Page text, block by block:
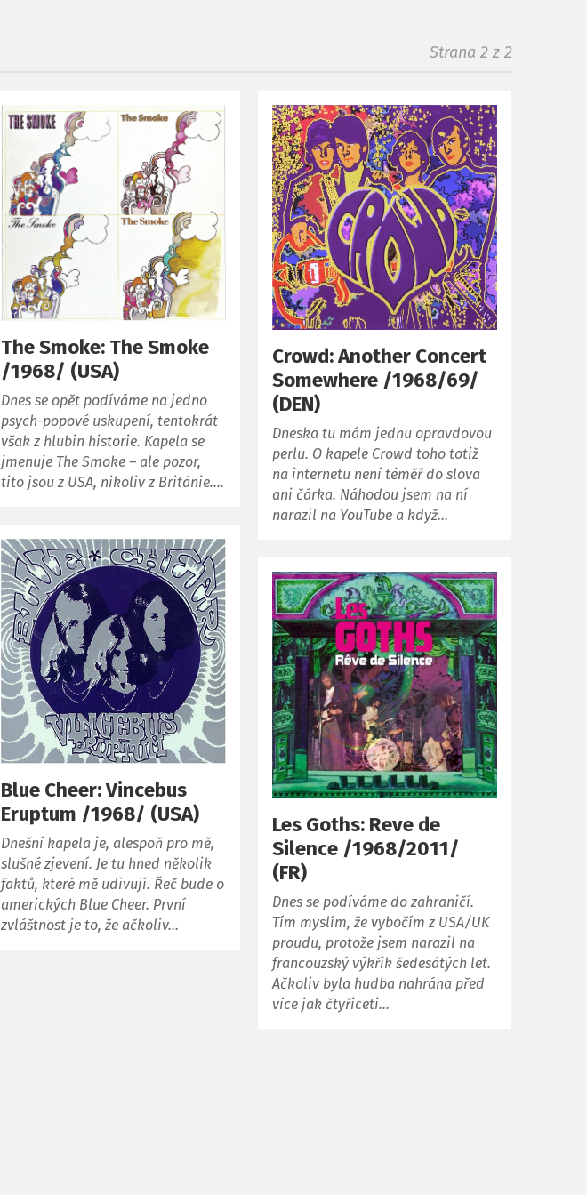
Strana 2 z 2
The Smoke: The Smoke
/1968/ (USA)
Dnes se opět podíváme na jedno
psych-popové uskupení, tentokrát
však z hlubin historie. Kapela se
jmenuje The Smoke – ale pozor,
tito jsou z USA, nikoliv z Británie….
Crowd: Another Concert
Somewhere /1968/69/
(DEN)
Dneska tu mám jednu opravdovou
perlu. O kapele Crowd toho totiž
na internetu není téměř do slova
ani čárka. Náhodou jsem na ní
narazil na YouTube a když…
Blue Cheer: Vincebus
Eruptum /1968/ (USA)
Dnešní kapela je, alespoň pro mě,
slušné zjevení. Je tu hned několik
faktů, které mě udivují. Řeč bude o
amerických Blue Cheer. První
zvláštnost je to, že ačkoliv…
Les Goths: Reve de
Silence /1968/2011/
(FR)
Dnes se podíváme do zahraničí.
Tím myslím, že vybočím z USA/UK
proudu, protože jsem narazil na
francouzský výkřik šedesátých let.
Ačkoliv byla hudba nahrána před
více jak čtyřiceti…